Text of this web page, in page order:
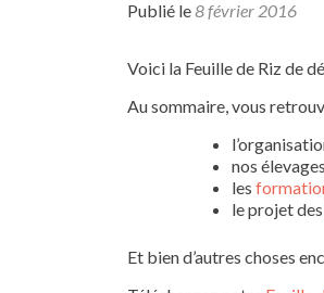
Publié le8 février 2016
Voici la Feuille de Riz de
Au sommaire, vous
nos
les
le projet des
Et bien d’autres choses